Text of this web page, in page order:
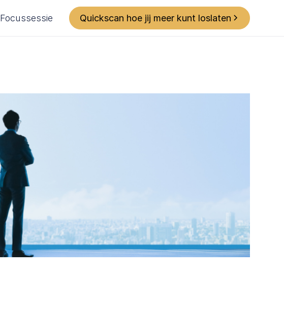
Focussessie Quickscan hoe jij meer kunt loslaten